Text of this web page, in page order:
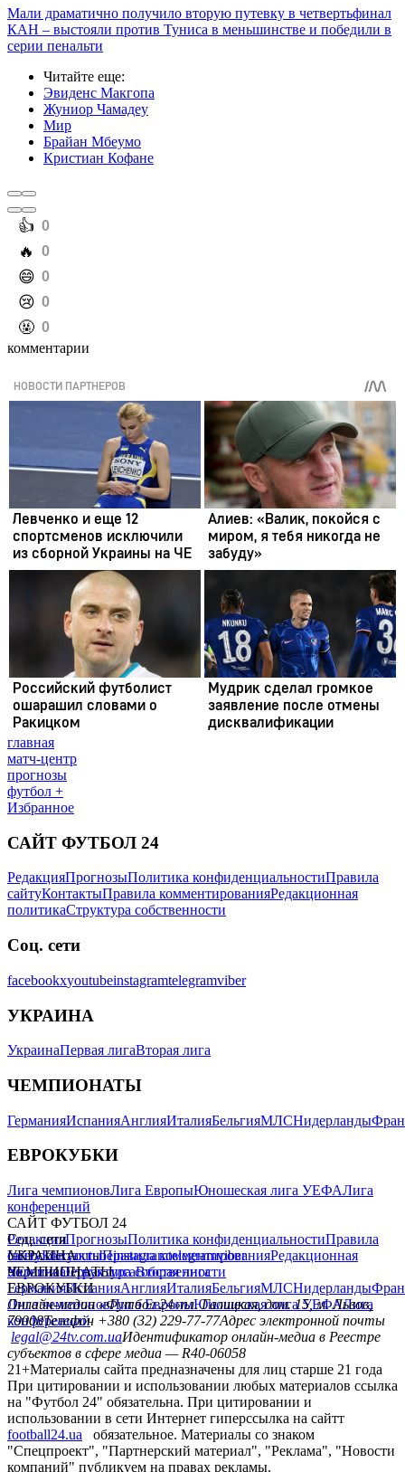
Мали драматично получило вторую путевку в четвертьфинал
КАН – выстояли против Туниса в меньшинстве и победили в
серии пенальти
Читайте еще:
Эвиденс Макгопа
Жуниор Чамадеу
Мир
Брайан Мбеумо
Кристиан Кофане
️👍 0
️🔥 0
️😄 0
️😢 0
️🤬 0
комментарии
главная
матч-центр
прогнозы
футбол +
Избранное
САЙТ ФУТБОЛ 24
РедакцияПрогнозыПолитика конфиденциальностиПравила
сайтуКонтактыПравила комментированияРедакционная
политикаСтруктура собственности
Соц. сети
facebookxyoutubeinstagramtelegramviber
УКРАИНА
УкраинаПервая лигаВторая лига
ЧЕМПИОНАТЫ
ГерманияИспанияАнглияИталияБельгияМЛСНидерланды
ЕВРОКУБКИ
Лига чемпионовЛига ЕвропыЮношеская лига УЕФАЛига
конференций
САЙТ ФУТБОЛ 24
РедакцияПрогнозыПолитика конфиденциальностиПравила
сайтуКонтактыПравила комментированияРедакционная
политикаСтруктура собственности
Соц. сети
facebookxyoutubeinstagramtelegramviber
УКРАИНА
УкраинаПервая лигаВторая лига
ЧЕМПИОНАТЫ
ГерманияИспанияАнглияИталияБельгияМЛСНидерланды
ЕВРОКУБКИ
Лига чемпионовЛига ЕвропыЮношеская лига УЕФАЛига
конференций
Онлайн-медиа «Футбол 24»пл. Галицкая, дом. 15, м. Львов,
79008Телефон +380 (32) 229-77-77Адрес электронной почты
legal@24tv.com.uaИдентификатор онлайн-медиа в Реестре
субъектов в сфере медиа — R40-06058
21+Материалы сайта предназначены для лиц старше 21 года
При цитировании и использовании любых материалов ссылка
на "Футбол 24" обязательна. При цитировании и
использовании в сети Интернет гиперссылка на сайтт
football24.ua
обязательное. Материалы со знаком
"Спецпроект", "Партнерский материал", "Реклама", "Новости
компаний" публикуем на правах рекламы.